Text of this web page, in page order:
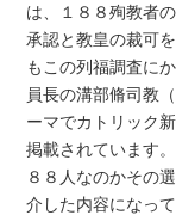
は、１８８殉教者
承認と教皇の裁可
もこの列福調査に
員長の溝部脩司教
ーマでカトリック
掲載されています
８８人なのかその
介した内容になっ